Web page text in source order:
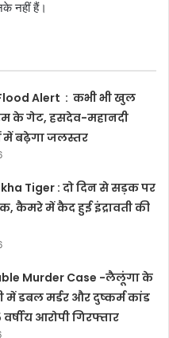
नहीं हैं।
Alert : कभी भी खुल
के गेट, हसदेव-महानदी
में बढ़ेगा जलस्तर
Tiger : दो दिन से सड़क पर
कैमरे में कैद हुई इंद्रावती की
Murder Case -लैलूंगा के
में डबल मर्डर और दुष्कर्म कांड
आरोपी गिरफ्तार